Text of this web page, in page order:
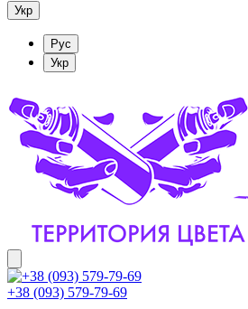
Укр
Рус
Укр
+38 (093) 579-79-69